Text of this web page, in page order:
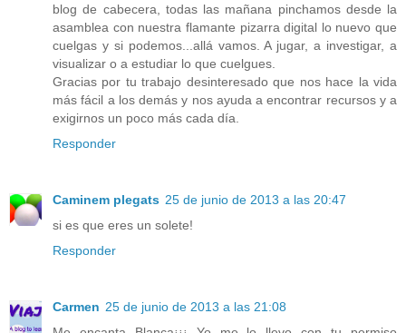
blog de cabecera, todas las mañana pinchamos desde la
asamblea con nuestra flamante pizarra digital lo nuevo que
cuelgas y si podemos...allá vamos. A jugar, a investigar, a
visualizar o a estudiar lo que cuelgues.
Gracias por tu trabajo desinteresado que nos hace la vida
más fácil a los demás y nos ayuda a encontrar recursos y a
exigirnos un poco más cada día.
Responder
Caminem plegats 25 de junio de 2013 a las 20:47
si es que eres un solete!
Responder
Carmen 25 de junio de 2013 a las 21:08